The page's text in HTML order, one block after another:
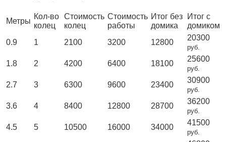
Метры
Кол-во
колец
Стоимость
колец
Стоимость
работы
Итог без
домика
Итог с
домиком
0.9
1 2100 3200 12800
20300
руб.
1.8 2 4200 6400 18100
25600
руб.
2.7 3 6300 9600 23400
30900
руб.
3.6 4 8400 12800 28700
36200
руб.
4.5 5 10500 16000 34000
41500
руб.